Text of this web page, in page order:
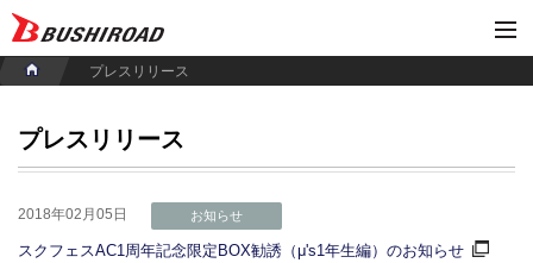
プレスリリース
プレスリリース
2018年02月05日 お知らせ
スクフェスAC1周年記念限定BOX勧誘（μ's1年生編）のお知らせ